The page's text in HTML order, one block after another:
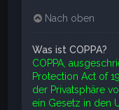
Nach oben
Was ist COPPA?
COPPA,
Protection Act of
der Privatsphäre
ein Gesetz in den